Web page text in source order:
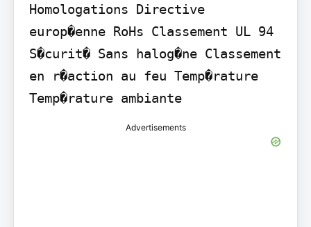
Homologations Directive
europ�enne RoHs Classement UL 94
S�curit� Sans halog�ne Classement
en r�action au feu Temp�rature
Temp�rature ambiante
Advertisements